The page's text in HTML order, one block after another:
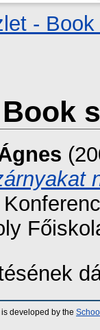
-
developed by the